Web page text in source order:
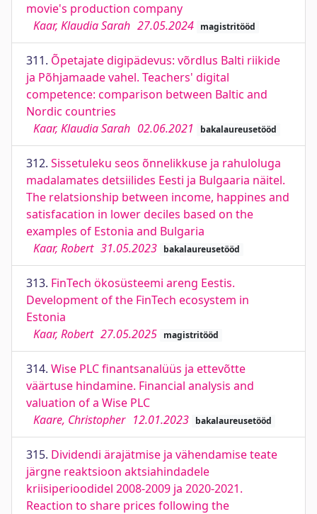
movie's production company
Kaar, Klaudia Sarah 27.05.2024 magistritööd
311. Õpetajate digipädevus: võrdlus Balti riikide
ja Põhjamaade vahel. Teachers' digital
competence: comparison between Baltic and
Nordic countries
Kaar, Klaudia Sarah 02.06.2021 bakalaureusetööd
312. Sissetuleku seos õnnelikkuse ja rahuloluga
madalamates detsiilides Eesti ja Bulgaaria näitel.
The relatsionship between income, happines and
satisfacation in lower deciles based on the
examples of Estonia and Bulgaria
Kaar, Robert 31.05.2023 bakalaureusetööd
313. FinTech ökosüsteemi areng Eestis.
Development of the FinTech ecosystem in
Estonia
Kaar, Robert 27.05.2025 magistritööd
314. Wise PLC finantsanalüüs ja ettevõtte
väärtuse hindamine. Financial analysis and
valuation of a Wise PLC
Kaare, Christopher 12.01.2023 bakalaureusetööd
315. Dividendi ärajätmise ja vähendamise teate
järgne reaktsioon aktsiahindadele
kriisiperioodidel 2008-2009 ja 2020-2021.
Reaction to share prices following the